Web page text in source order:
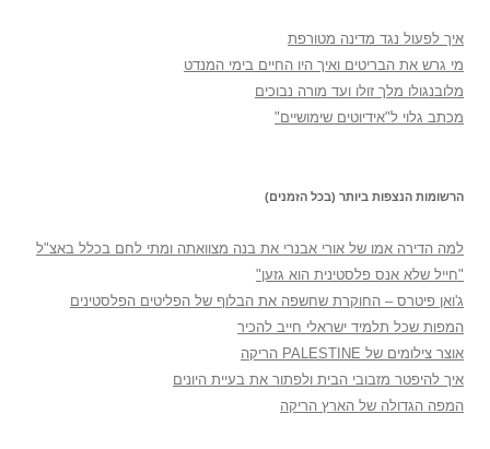
איך לפעול נגד מדינה מטורפת
מי גרש את הבריטים ואיך היו החיים בימי המנדט
מלובנגולו מלך זולו ועד מורה נבוכים
מכתב גלוי ל"אידיוטים שימושיים"
הרשומות הנצפות ביותר (בכל הזמנים)
למה הדירה אמו של אורי אבנרי את בנה מצוואתה ומתי לחם בכלל באצ"ל
"חייל שלא אנס פלסטינית הוא גזען"
ג'ואן פיטרס – החוקרת שחשפה את הבלוף של הפליטים הפלסטינים
המפות שכל תלמיד ישראלי חייב להכיר
אוצר צילומים של PALESTINE הריקה
איך להיפטר מזבובי הבית ולפתור את בעיית היונים
המפה הגדולה של הארץ הריקה